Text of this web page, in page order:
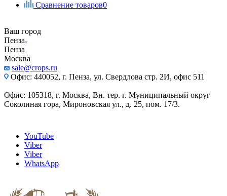
Сравнение товаров0
Ваш город
Пенза
Пенза
Москва
sale@crops.ru
Офис: 440052, г. Пенза, ул. Свердлова стр. 2И, офис 511
Офис: 105318, г. Москва, Вн. тер. г. Муниципальный округ
Соколиная гора, Мироновская ул., д. 25, пом. 17/3.
YouTube
Viber
Viber
WhatsApp